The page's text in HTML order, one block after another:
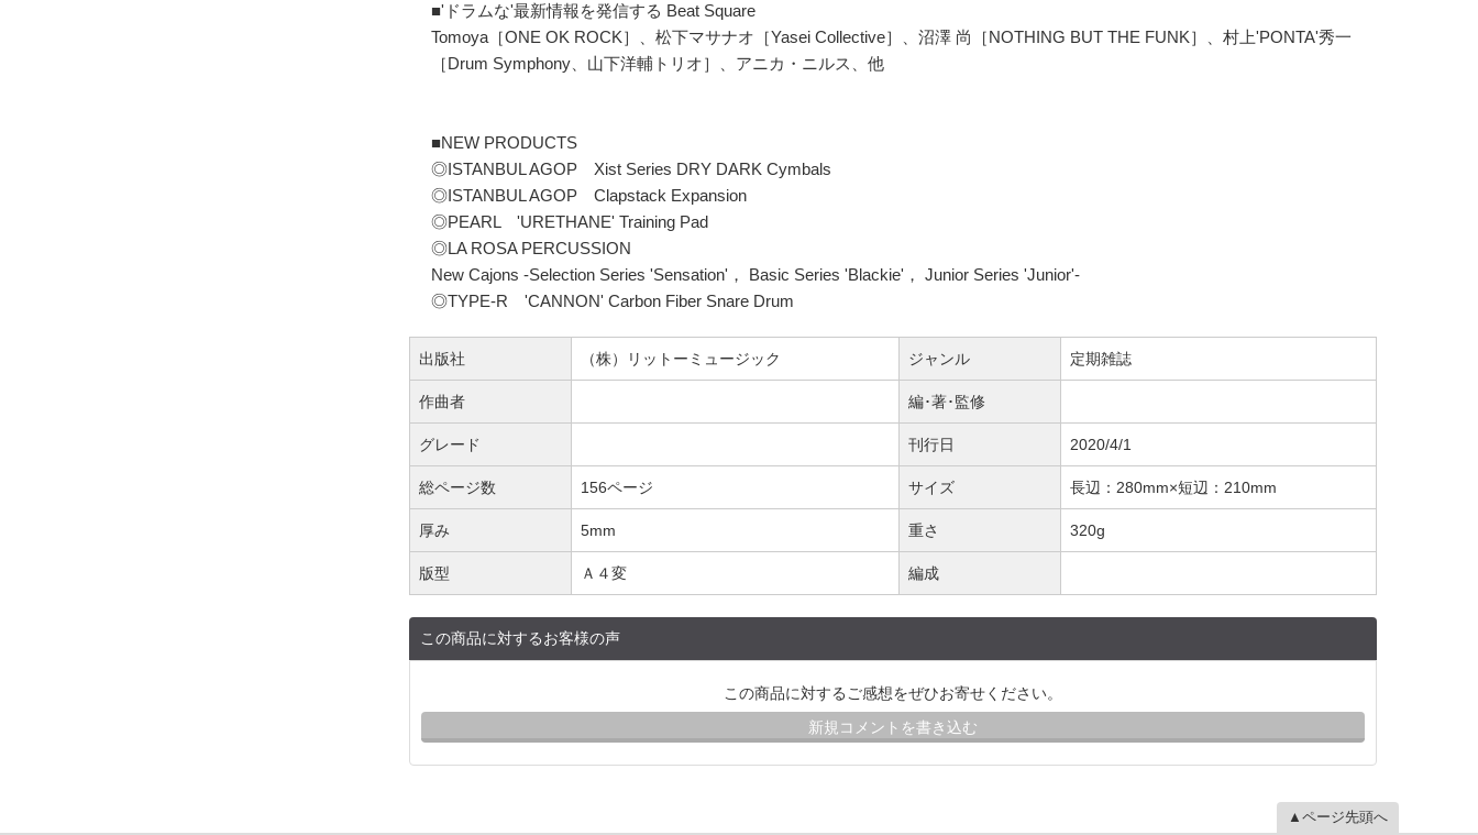
■'ドラムな'最新情報を発信する Beat Square
Tomoya［ONE OK ROCK］、松下マサナオ［Yasei Collective］、沼澤 尚［NOTHING BUT THE FUNK］、村上'PONTA'秀一
［Drum Symphony、山下洋輔トリオ］、アニカ・ニルス、他
■NEW PRODUCTS
◎ISTANBUL AGOP Xist Series DRY DARK Cymbals
◎ISTANBUL AGOP Clapstack Expansion
◎PEARL 'URETHANE' Training Pad
◎LA ROSA PERCUSSION
New Cajons -Selection Series 'Sensation'， Basic Series 'Blackie'， Junior Series 'Junior'-
◎TYPE-R 'CANNON' Carbon Fiber Snare Drum
出版社 （株）リットーミュージック ジャンル 定期雑誌
作曲者 編･著･監修
グレード 刊行日 2020/4/1
総ページ数 156ページ サイズ 長辺：280mm×短辺：210mm
厚み 5mm 重さ 320g
版型 Ａ４変 編成
この商品に対するお客様の声
この商品に対するご感想をぜひお寄せください。
新規コメントを書き込む
▲ページ先頭へ